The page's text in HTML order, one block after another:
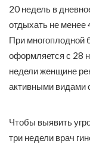
20 недель в
отдыхать не менее
При многоплодной
оформляется с 28
недели женщине
активными видами
Чтобы выявить
три недели врач